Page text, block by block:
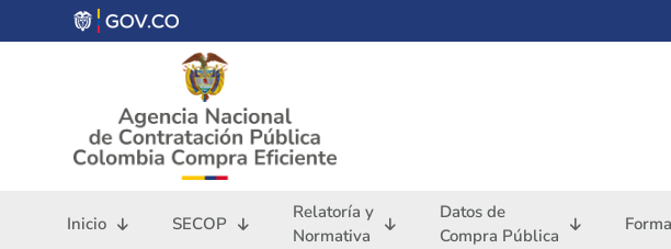
Inicio SECOP
Relatoría y
Normativa
Datos de
Compra Pública